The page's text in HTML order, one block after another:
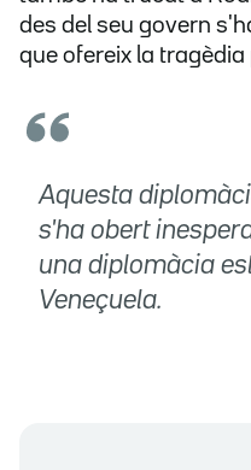
des del seu govern
que ofereix la
Aquesta
s'ha obert
una diplomàcia
Veneçuela.